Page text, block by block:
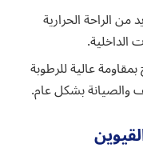
من الراحة الحرارية
عالية للرطوبة
والصيانة بشكل عام.